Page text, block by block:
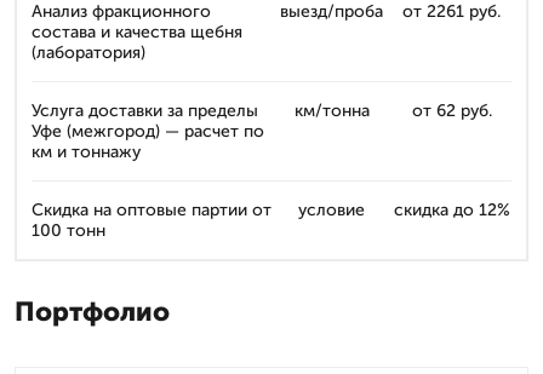
Анализ фракционного
состава и качества щебня
(лаборатория)
выезд/проба от 2261 руб.
Услуга доставки за пределы
Уфе (межгород) — расчет по
км и тоннажу
км/тонна от 62 руб.
Скидка на оптовые партии от
100 тонн
условие скидка до 12%
Портфолио